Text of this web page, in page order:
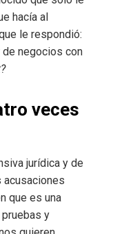
hacía al
le respondió:
de negocios con
veces
jurídica y de
acusaciones
que es una
y